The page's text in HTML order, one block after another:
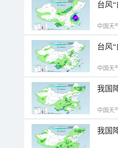
台风
中国天
台风
中国天
我国
中国天
我国